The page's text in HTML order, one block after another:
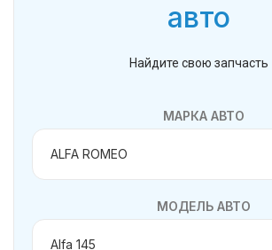
авто
Найдите свою запчасть
МАРКА АВТО
МОДЕЛЬ АВТО